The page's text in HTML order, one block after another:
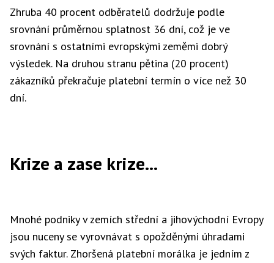
Zhruba 40 procent odběratelů dodržuje podle
srovnání průměrnou splatnost 36 dní, což je ve
srovnání s ostatními evropskými zeměmi dobrý
výsledek. Na druhou stranu pětina (20 procent)
zákazníků překračuje platební termín o více než 30
dní.
Krize a zase krize...
Mnohé podniky v zemích střední a jihovýchodní Evropy
jsou nuceny se vyrovnávat s opožděnými úhradami
svých faktur. Zhoršená platební morálka je jedním z